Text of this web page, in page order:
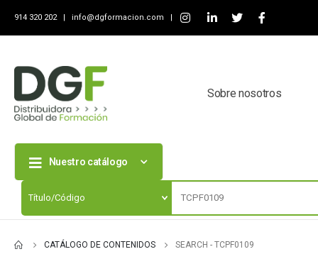
914 320 202 | info@dgformacion.com |
Sobre nosotros
Nuestro catálogo
CATÁLOGO DE CONTENIDOS SEARCH - TCPF0109